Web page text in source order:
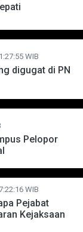
WIB
digugat di PN
Pelopor
WIB
Pejabat
Kejaksaan